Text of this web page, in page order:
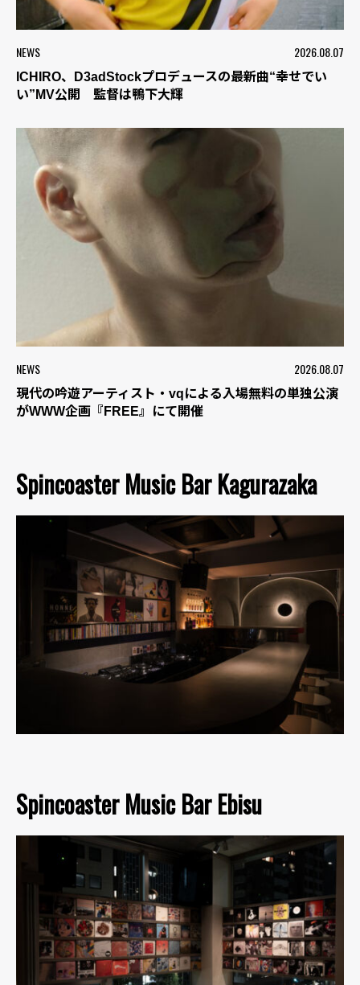
NEWS 2026.08.07
ICHIRO、D3adStockプロデュースの最新曲“幸せでい
い”MV公開 監督は鴨下大輝
NEWS 2026.08.07
現代の吟遊アーティスト・vqによる入場無料の単独公演
がWWW企画『FREE』にて開催
Spincoaster Music Bar Kagurazaka
Spincoaster Music Bar Ebisu